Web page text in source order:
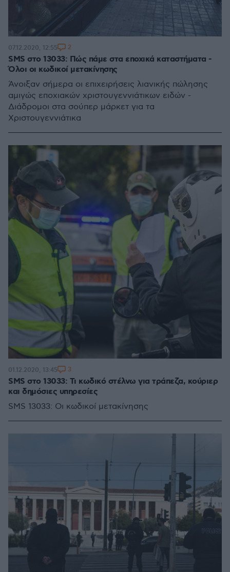
SMS στο 13033: Πώς πάμε στα εποχικά καταστήματα -
Όλοι οι κωδικοί μετακίνησης
Άνοιξαν σήμερα οι επιχειρήσεις λιανικής πώλησης
αμιγώς εποχιακών χριστουγεννιάτικων ειδών -
Διάδρομοι στα σούπερ μάρκετ για τα
Χριστουγεννιάτικα
07.12.2020, 12:55 2
SMS στο 13033: Τι κωδικό στέλνω για τράπεζα, κούριερ
και δημόσιες υπηρεσίες
SMS 13033: Οι κωδικοί μετακίνησης
01.12.2020, 13:45 3